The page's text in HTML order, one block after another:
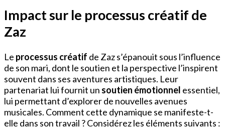
Impact sur le processus créatif de
Zaz
Le processus créatif de Zaz s’épanouit sous l’influence
de son mari, dont le soutien et la perspective l’inspirent
souvent dans ses aventures artistiques. Leur
partenariat lui fournit un soutien émotionnel essentiel,
lui permettant d’explorer de nouvelles avenues
musicales. Comment cette dynamique se manifeste-t-
elle dans son travail ? Considérez les éléments suivants :